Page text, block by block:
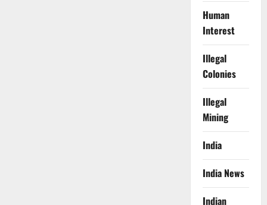
Human
Interest
Illegal
Colonies
Illegal
Mining
India
India News
Indian